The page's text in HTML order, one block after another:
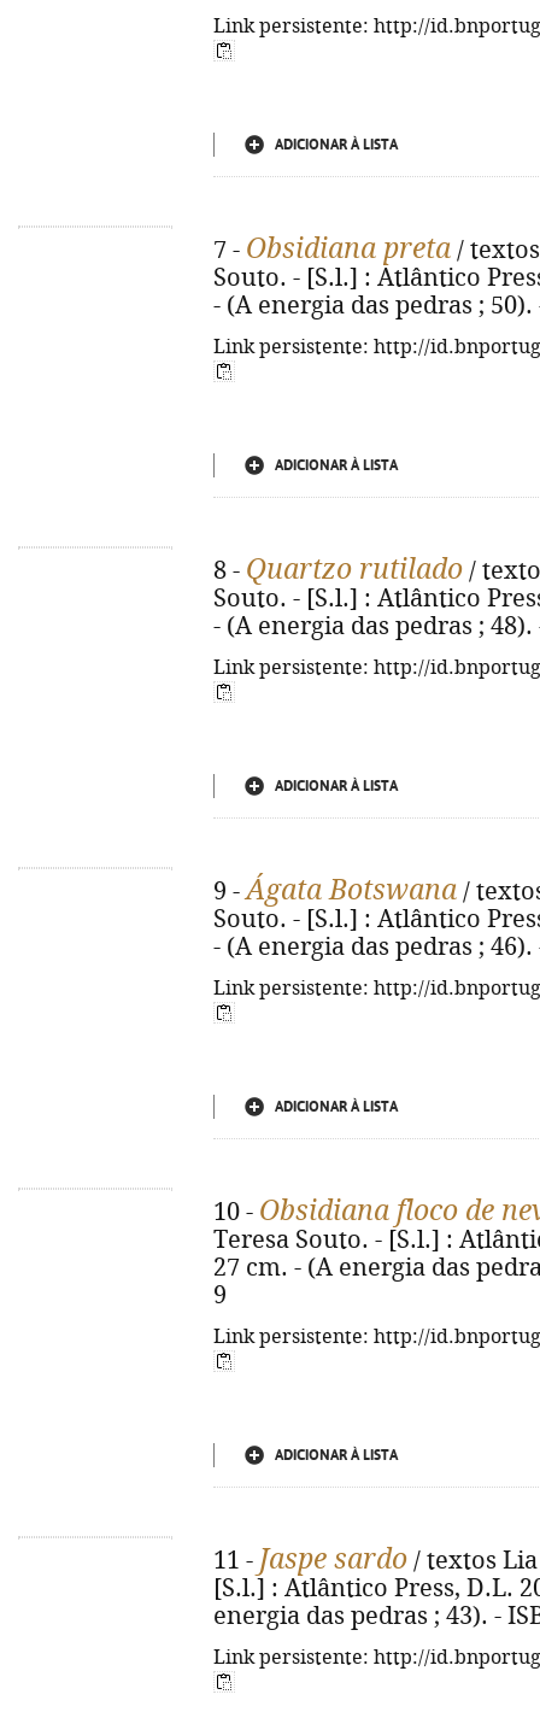
Link persistente: http://
ADICIONAR À LISTA
7 - Obsidiana preta /
Souto. - [S.l.] : Atlântico
- (A energia das pedras ; 50).
Link persistente: http://
ADICIONAR À LISTA
8 - Quartzo rutilado /
Souto. - [S.l.] : Atlântico
- (A energia das pedras ; 48).
Link persistente: http://
ADICIONAR À LISTA
9 -Ágata Botswana /
Souto. - [S.l.] : Atlântico
- (A energia das pedras ; 46).
Link persistente: http://
ADICIONAR À LISTA
10 - Obsidiana floco de
Teresa Souto. - [S.l.] :
27 cm. - (A energia das
9
Link persistente: http://
ADICIONAR À LISTA
11 - Jaspe sardo / textos
[S.l.] : Atlântico Press, D.L.
energia das pedras ; 43). -
Link persistente: http://